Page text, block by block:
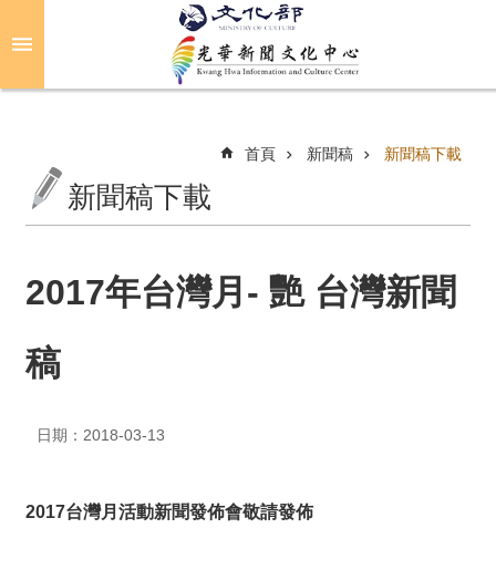
關
光
華
活
動
薦
首頁 新聞稿 新聞稿下載
新聞稿下載
2017年台灣月- 艷 台灣新聞
稿
日期：2018-03-13
2017台灣月活動新聞發佈會敬請發佈